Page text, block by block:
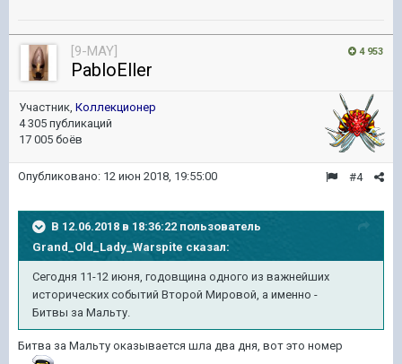
4 953
[9-MAY]
PabloEller
Участник, Коллекционер
4 305 публикаций
17 005 боёв
#4
Опубликовано: 12 июн 2018, 19:55:00
В 12.06.2018 в 18:36:22 пользователь
Grand_Old_Lady_Warspite сказал:
Сегодня 11-12 июня, годовщина одного из важнейших
исторических событий Второй Мировой, а именно -
Битвы за Мальту.
Битва за Мальту оказывается шла два дня, вот это номер